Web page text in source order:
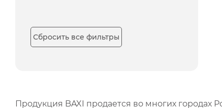
Сбросить все фильтры
Продукция BAXI продается во многих городах